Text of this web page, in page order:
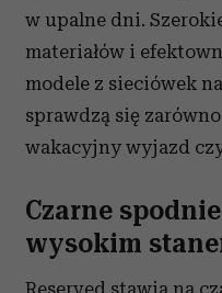
w upalne dni.
materiałów i
modele z sieciówek
sprawdzą się
wakacyjny wyjazd
Czarne
wysokim
Reserved stawia na